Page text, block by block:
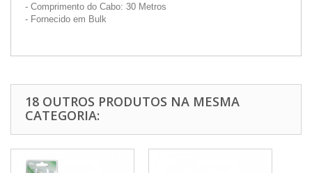
- Comprimento do Cabo: 30 Metros
- Fornecido em Bulk
18 OUTROS PRODUTOS NA MESMA
CATEGORIA: